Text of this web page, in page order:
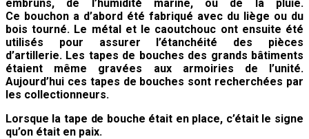
embruns, de l’humidité marine, ou de la pluie.
Ce bouchon a d’abord été fabriqué avec du liège ou du
bois tourné. Le métal et le caoutchouc ont ensuite été
utilisés pour assurer l’étanchéité des pièces
d’artillerie. Les tapes de bouches des grands bâtiments
étaient même gravées aux armoiries de l’unité.
Aujourd’hui ces tapes de bouches sont recherchées par
les collectionneurs.
Lorsque la tape de bouche était en place, c’était le signe
qu’on était en paix.